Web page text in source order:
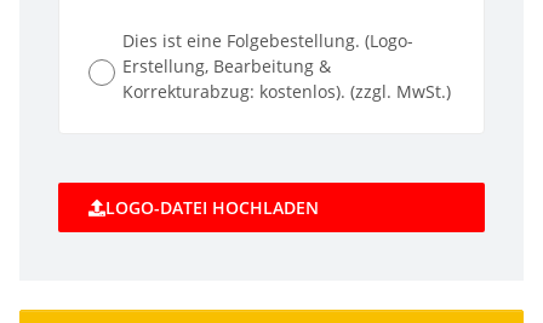
Dies ist eine Folgebestellung. (Logo-
Erstellung, Bearbeitung &
Korrekturabzug: kostenlos). (zzgl. MwSt.)
LOGO-DATEI HOCHLADEN